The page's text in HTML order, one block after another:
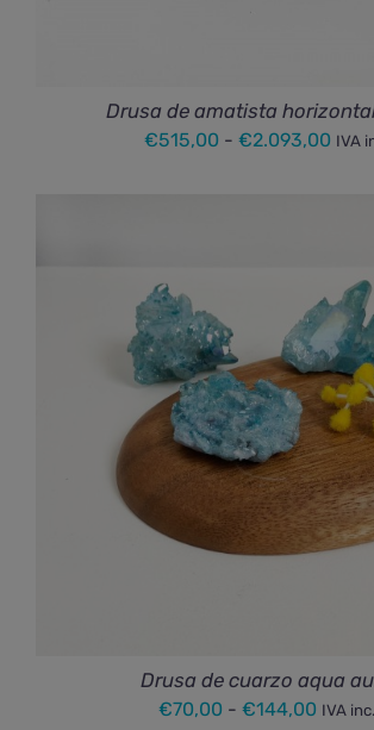
Drusa de amatista
€515,00 - €2.093,00
hasta
IVA
Drusa de cuarzo aqua
€70,00 - €144,00 Rango
IVA inc.